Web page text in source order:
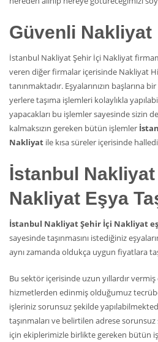
Güvenli Nakliyat
İstanbul Nakliyat Şehir İçi Nakliyat
veren diğer firmalar içerisinde Nakliyat
tanınmaktadır. Eşyalarınızın başlarına
yerlere taşıma işlemleri kolaylıkla
yapacakları bu işlemler sayesinde sizin
kalmaksızın gereken bütün işlemler
Nakliyat ile kısa süreler içerisinde
İstanbul
Nakliyat Eşya
İstanbul Nakliyat Şehir İçi Nakliyat
sayesinde taşınmasını istediğiniz
aynı zamanda oldukça uygun fiyatlara
Bu sektör içerisinde uzun yıllardır
hizmetlerden edinmiş olduğumuz
işleriniz sorunsuz şekilde
taşınmaları ve belirtilen adrese
için ekiplerimizle birlikte gereken bütün